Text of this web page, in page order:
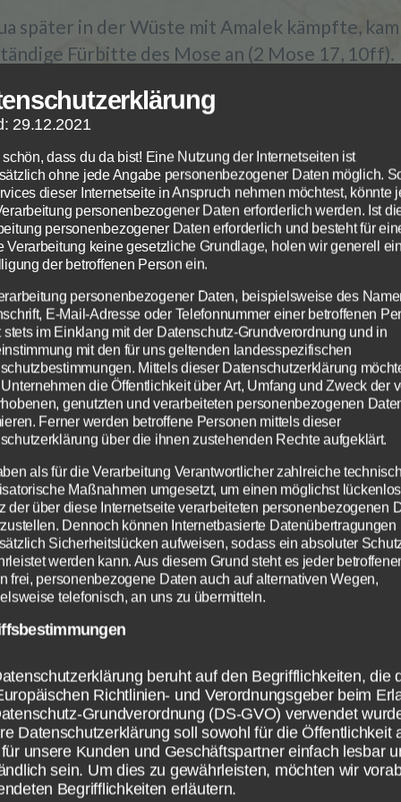
später in der Wüste mit Amalek kämpfte,
Fürbitte des Mose an (2 Mose 17, 10ff).
als sein Volk leben und siegen (Hebr 9, 11ff).
wir selbst als das Volk Gottes auch viele Siege
2 Kor, 1, 11; 2 Thess 3, 1; Eph 6, 18-19; Phil 1,
Hebr 13, 18). Christus bittet für uns beim
hat keine Handhabe dagegen und findet
an uns, denn wir sind gerechtfertigt (Kol
wenn wir beständig im Kampf beten, erfahren
uns und unser Volk wie Daniel (Daniel 9 und
des verheißenen Landes dagegen war
und Gehorsam möglich (4 Mose 13+14; Josua 1
Durch Glauben an den Gott, der Wunder tut
das, was nicht da ist, ruft als ob es da wäre (Röm
Stärke seines Volkes (2 Chron 20, 6; Jer 16, 19)
Volkes ist (1 Chron 29, 11).
absoluten Vertrauen auf den möglichen Sieg
noch mehr hinzu, was dem Volk Gottes alles
Sie mussten sich heiligen (Jos 3, 5). Sie
werden (Jos 5, 2-8). Sie mussten das
komplett halten (Jos 1, 7; 8, 34; 22, 5). Ihr Führer
Tag und Nacht über dem Wort Gottes sinnen
fähig zu sein das Volk zum Sieg zu führen (Jos 1,
nichts aber auch gar nichts von dem
Gott zustand (Jos 6, 18). Israel musste tun, was
wie unsinnig es auch aussah (Jos 6, 3ff). Und
Zum Betrieb der Seite notwendige Cookies:
Name
PHP Session Cookie
Anbieter
Eigentümer dieser Website
Zweck
Absicherung Kontaktformular / SPAM
Schutz
Cookie Name
PHPSESSID
Cookie Laufzeit
Session
Datenschutzeinstellungen
Wir nutzen Cookies auf unserer Website. Einige von ihnen
sind essenziell, während andere uns helfen, diese Website
und Ihre Erfahrung zu verbessern.
Notwendig Info Statistiken Info
ALLE AKZEPTIEREN
29.12.2021
schön, dass du da bist! Eine Nutzung der Internetseiten ist
ohne jede Angabe personenbezogener Daten möglich.
dieser Internetseite in Anspruch nehmen möchtest, könnte
personenbezogener Daten erforderlich werden. Ist
personenbezogener Daten erforderlich und besteht für
Verarbeitung keine gesetzliche Grundlage, holen wir generell
der betroffenen Person ein.
personenbezogener Daten, beispielsweise des
E-Mail-Adresse oder Telefonnummer einer betroffenen
stets im Einklang mit der Datenschutz-Grundverordnung und in
mit den für uns geltenden landesspezifischen
Mittels dieser Datenschutzerklärung
die Öffentlichkeit über Art, Umfang und Zweck der
genutzten und verarbeiteten personenbezogenen
Ferner werden betroffene Personen mittels dieser
über die ihnen zustehenden Rechte aufgeklärt.
als für die Verarbeitung Verantwortlicher zahlreiche
Maßnahmen umgesetzt, um einen möglichst
der über diese Internetseite verarbeiteten personenbezogenen
Dennoch können Internetbasierte Datenübertragungen
Sicherheitslücken aufweisen, sodass ein absoluter
werden kann. Aus diesem Grund steht es jeder
frei, personenbezogene Daten auch auf alternativen Wegen,
telefonisch, an uns zu übermitteln.
beruht auf den Begrifflichkeiten, die
Richtlinien- und Verordnungsgeber beim
Grundverordnung (DS-GVO) verwendet
Datenschutzerklärung soll sowohl für die Öffentlichkeit
unsere Kunden und Geschäftspartner einfach lesbar
sein. Um dies zu gewährleisten, möchten wir
Begrifflichkeiten erläutern.